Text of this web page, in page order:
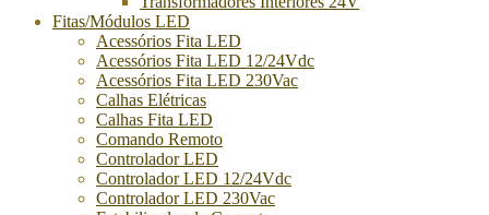
Fitas/Módulos LED
Acessórios Fita LED
Acessórios Fita LED 12/24Vdc
Acessórios Fita LED 230Vac
Calhas Elétricas
Calhas Fita LED
Comando Remoto
Controlador LED
Controlador LED 12/24Vdc
Controlador LED 230Vac